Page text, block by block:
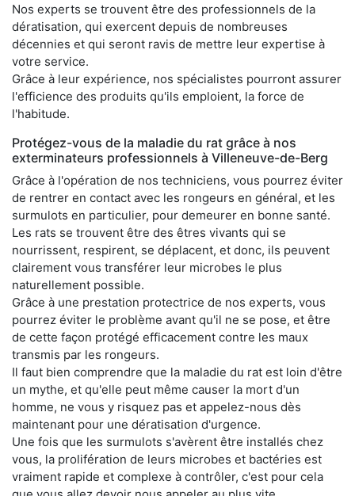
Nos experts se trouvent être des professionnels de la
dératisation, qui exercent depuis de nombreuses
décennies et qui seront ravis de mettre leur expertise à
votre service.
Grâce à leur expérience, nos spécialistes pourront assurer
l'efficience des produits qu'ils emploient, la force de
l'habitude.
Protégez-vous de la maladie du rat grâce à nos
exterminateurs professionnels à Villeneuve-de-Berg
Grâce à l'opération de nos techniciens, vous pourrez éviter
de rentrer en contact avec les rongeurs en général, et les
surmulots en particulier, pour demeurer en bonne santé.
Les rats se trouvent être des êtres vivants qui se
nourrissent, respirent, se déplacent, et donc, ils peuvent
clairement vous transférer leur microbes le plus
naturellement possible.
Grâce à une prestation protectrice de nos experts, vous
pourrez éviter le problème avant qu'il ne se pose, et être
de cette façon protégé efficacement contre les maux
transmis par les rongeurs.
Il faut bien comprendre que la maladie du rat est loin d'être
un mythe, et qu'elle peut même causer la mort d'un
homme, ne vous y risquez pas et appelez-nous dès
maintenant pour une dératisation d'urgence.
Une fois que les surmulots s'avèrent être installés chez
vous, la prolifération de leurs microbes et bactéries est
vraiment rapide et complexe à contrôler, c'est pour cela